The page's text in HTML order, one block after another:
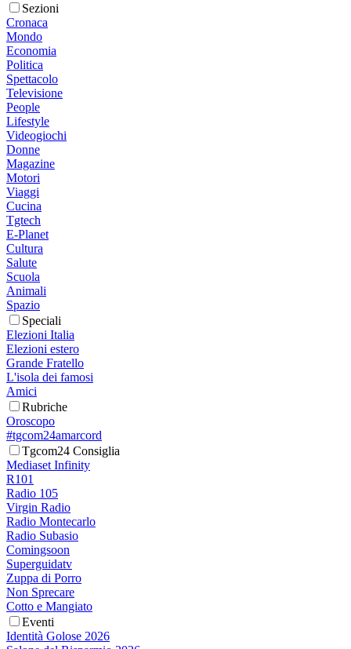
Sezioni
Cronaca
Mondo
Economia
Politica
Spettacolo
Televisione
People
Lifestyle
Videogiochi
Donne
Magazine
Motori
Viaggi
Cucina
Tgtech
E-Planet
Cultura
Salute
Scuola
Animali
Spazio
Speciali
Elezioni Italia
Elezioni estero
Grande Fratello
L'isola dei famosi
Amici
Rubriche
Oroscopo
#tgcom24amarcord
Tgcom24 Consiglia
Mediaset Infinity
R101
Radio 105
Virgin Radio
Radio Montecarlo
Radio Subasio
Comingsoon
Superguidatv
Zuppa di Porro
Non Sprecare
Cotto e Mangiato
Eventi
Identità Golose 2026